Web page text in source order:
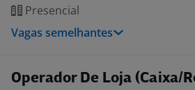
Presencial
Vagas semelhantes
Operador De Loja (Caixa/